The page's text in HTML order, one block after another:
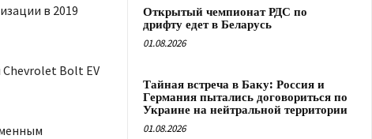
в 2019
Chevrolet Bolt EV
Открытый чемпионат РДС по
дрифту едет в Беларусь
01.08.2026
Тайная встреча в Баку: Россия и
Германия пытались договориться по
Украине на нейтральной территории
01.08.2026